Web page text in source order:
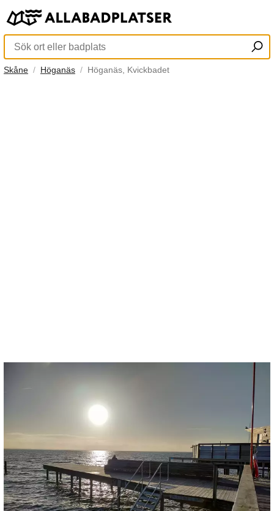
Skåne Höganäs Höganäs, Kvickbadet